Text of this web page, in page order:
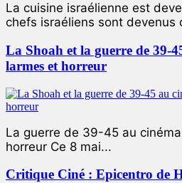
La cuisine israélienne est
chefs israéliens sont devenus
La Shoah et la guerre de 39-
larmes et horreur
La guerre de 39-45 au
horreur Ce 8 mai...
Critique Ciné : Epicentro de